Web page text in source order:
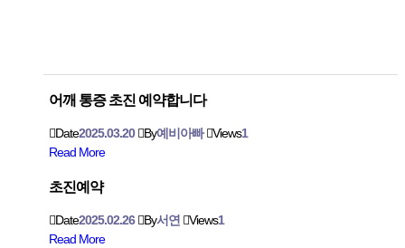
어깨 통증 초진 예약합니다
Date2025.03.20 By예비아빠 Views1
Read More
초진예약
Date2025.02.26 By서연 Views1
Read More